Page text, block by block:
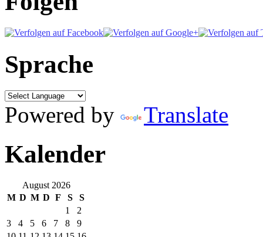
Sprache
Powered by Translate
Kalender
August 2026
M D M D F S
S
1
2
3
4 5 6 7 8
9